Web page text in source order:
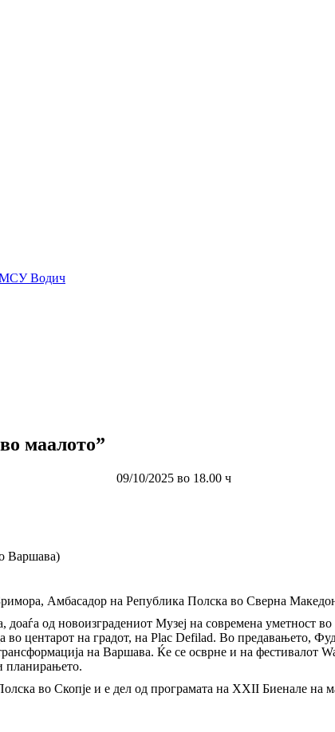
Водич
маалото”
09/10/2025 во 18.00 ч
Варшава)
Амбасадор на Република Полска во Сверна
од новоизградениот Музеј на современа уметност
центарот на градот, на Plac Defilad. Во предавањето,
на Варшава. Ќе се осврне и на фестивалот
планирањето.
во Скопје и е дел од програмата на XXII Биенале на